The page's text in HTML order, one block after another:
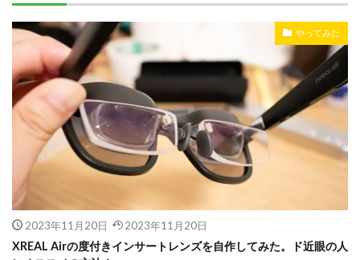
やってみた
2023年11月20日 2023年11月20日
XREAL Airの度付きインサートレンズを自作してみた。ド近眼の人